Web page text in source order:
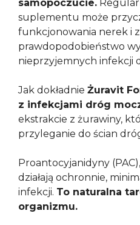
samopoczucie.
suplementu może
funkcjonowania nerek i
prawdopodobieństwo
nieprzyjemnych infekcji
Jak dokładnie Żuravit
z infekcjami dróg
ekstrakcie z żurawiny,
przyleganie do ścian
Proantocyjanidyny
działają ochronnie,
infekcji. To naturalna
organizmu.